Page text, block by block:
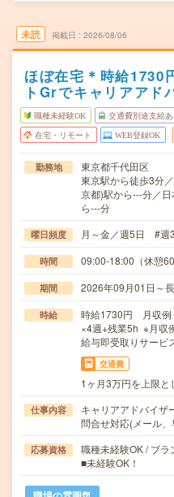
未読 掲載日 2026/08/06
ほぼ在宅＊時給1730
トGrでキャリアアド
職種未経験OK 交通費別途支給あ
在宅・リモート WEB登録OK
勤務地
東京都千代田区
東京駅から徒歩3分
京都)駅から---分／
ら---分
曜日頻度 月～金／週5日 #週
時間 09:00-18:00（休憩
期間 2026年09月01日～
時給
時給1730円 月収例
×4週+残業5h ※月収
給与即受取りサービ
交通費
1ヶ月3万円を上限と
仕事内容
キャリアアドバイザ
問合せ対応(メール
応募資格
職種未経験OK / ブ
■未経験OK！